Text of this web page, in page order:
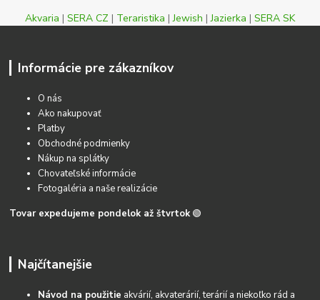
Akvaria | SERA CZ | Teraristika |Jewish |Jazierka | SERA SK
Informácie pre zákazníkov
O nás
Ako nakupovať
Platby
Obchodné podmienky
Nákup na splátky
Chovateľské informácie
Fotogaléria a naše realizácie
Tovar expedujeme pondelok až štvrtok 🟢
Najčítanejšie
Návod na použitie akvárií, akvaterárií, terárií a niekoľko rád a